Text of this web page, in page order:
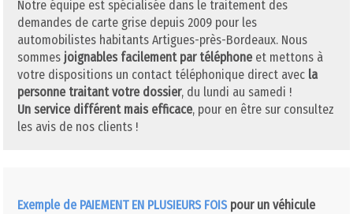
Notre équipe est spécialisée dans le traitement des
demandes de carte grise depuis 2009 pour les
automobilistes habitants Artigues-près-Bordeaux. Nous
sommes joignables facilement par téléphone et mettons à
votre dispositions un contact téléphonique direct avec la
personne traitant votre dossier, du lundi au samedi !
Un service différent mais efficace, pour en être sur consultez
les avis de nos clients !
Exemple de PAIEMENT EN PLUSIEURS FOIS pour un véhicule